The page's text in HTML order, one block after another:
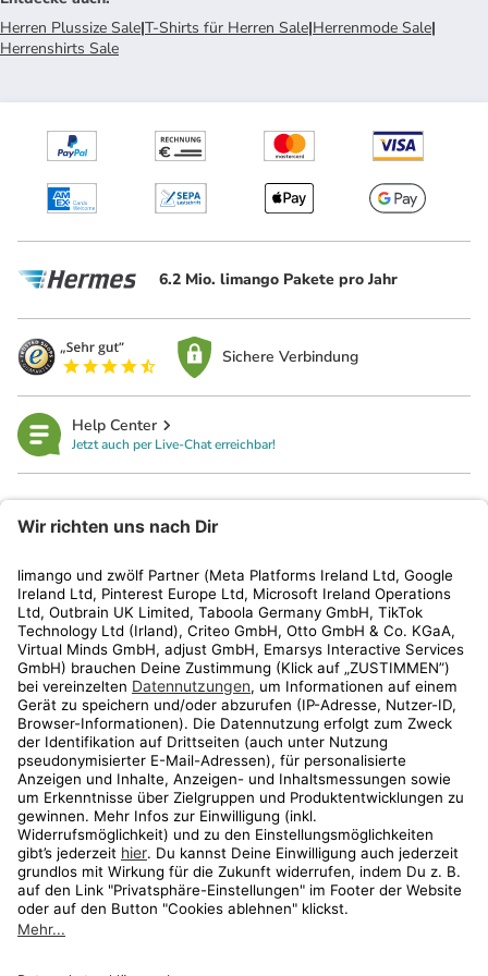
Herren Plussize Sale|T-Shirts für Herren Sale|Herrenmode Sale|
Herrenshirts Sale
6.2 Mio. limango Pakete pro Jahr
Sichere Verbindung
Help Center
Jetzt auch per Live-Chat erreichbar!
Kundenservice
Shop
Aktionen
Travel